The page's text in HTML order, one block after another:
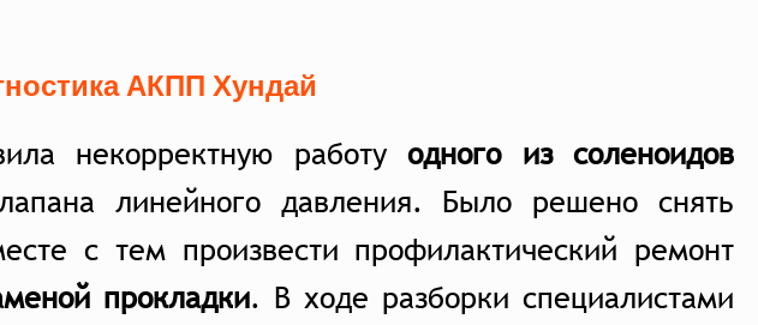
АКПП Хундай
некорректную работуодного из соленоидов
линейного давления. Было решено снять
с тем произвести профилактический ремонт
прокладки. В ходе разборки специалистами